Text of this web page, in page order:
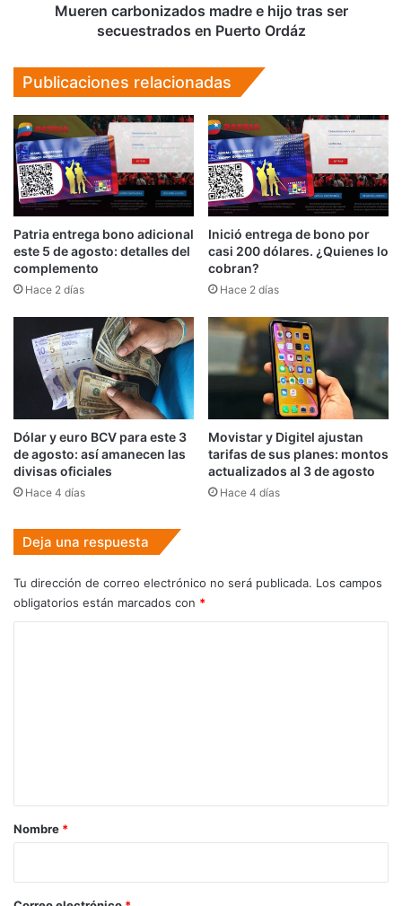
Mueren carbonizados madre e hijo tras ser
secuestrados en Puerto Ordáz
Publicaciones relacionadas
Patria entrega bono adicional
este 5 de agosto: detalles del
complemento
Hace 2 días
Inició entrega de bono por
casi 200 dólares. ¿Quienes lo
cobran?
Hace 2 días
Dólar y euro BCV para este 3
de agosto: así amanecen las
divisas oficiales
Hace 4 días
Movistar y Digitel ajustan
tarifas de sus planes: montos
actualizados al 3 de agosto
Hace 4 días
Deja una respuesta
Tu dirección de correo electrónico no será publicada. Los campos
obligatorios están marcados con *
rNombre *